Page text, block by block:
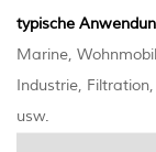
typische
Marine,
Industrie,
usw.